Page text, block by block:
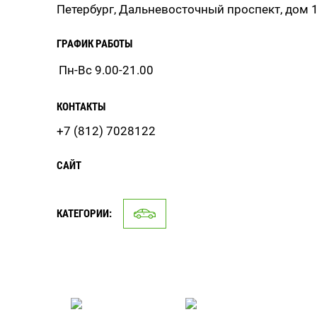
Петербург, Дальневосточный проспект, дом
ГРАФИК РАБОТЫ
Пн-Вс 9.00-21.00
КОНТАКТЫ
+7 (812) 7028122
САЙТ
КАТЕГОРИИ: